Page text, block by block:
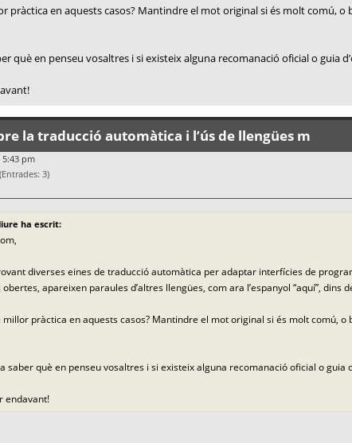
pràctica en aquests casos? Mantindre el mot original si és molt comú,
què en penseu vosaltres i si existeix alguna recomanació oficial o guia
la traducció automàtica i l’ús de llengües m
5:43 pm
(Entrades: 3)
ha escrit:
diverses eines de traducció automàtica per adaptar interfícies de
apareixen paraules d’altres llengües, com ara l’espanyol “aquí”, dins
millor pràctica en aquests casos? Mantindre el mot original si és molt comú, o
saber què en penseu vosaltres i si existeix alguna recomanació oficial o guia
endavant!